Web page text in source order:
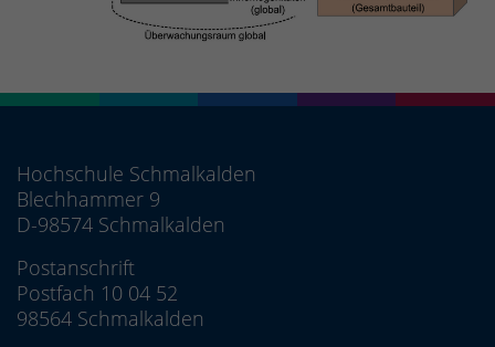
Hochschule Schmalkalden
Blechhammer 9
D-98574 Schmalkalden
Postanschrift
Postfach 10 04 52
98564 Schmalkalden